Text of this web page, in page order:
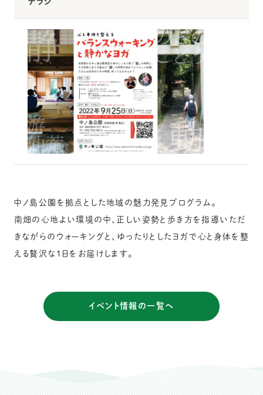
中ノ島公園を拠点とした地域の魅力発見プログラム。
南畑の心地よい環境の中、正しい姿勢と歩き方を指導いただ
きながらのウォーキングと、ゆったりとしたヨガで心と身体を整
える贅沢な1日をお届けします。
イベント情報の一覧へ